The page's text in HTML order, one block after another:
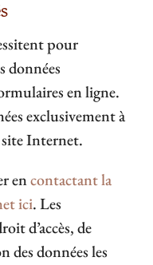
pour
données
en ligne.
exclusivement à
Internet.
encontactant la
ici. Les
d’accès, de
des données les